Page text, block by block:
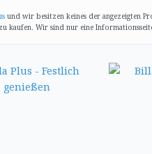
und wir besitzen keines der angezeigten
Wir sind nur eine